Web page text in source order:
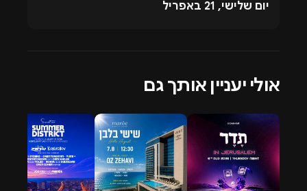
יום שלישי, 21 באפריל
אולי יעניין אותך גם